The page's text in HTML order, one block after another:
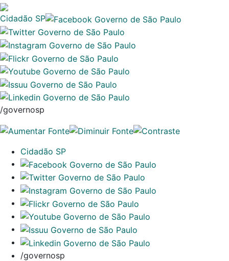
Cidadão SP
/governosp
Cidadão SP
/governosp